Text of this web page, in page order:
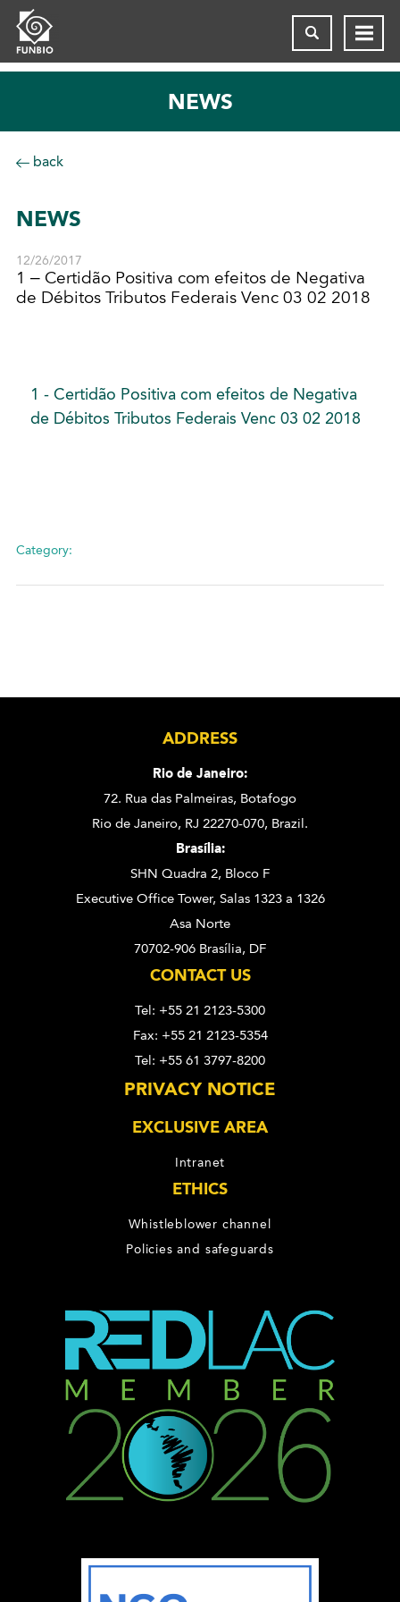
NEWS
back
NEWS
12/26/2017
1 – Certidão Positiva com efeitos de Negativa
de Débitos Tributos Federais Venc 03 02 2018
1 - Certidão Positiva com efeitos de Negativa
de Débitos Tributos Federais Venc 03 02 2018
Category:
ADDRESS
Rio de Janeiro:
72. Rua das Palmeiras, Botafogo
Rio de Janeiro, RJ 22270-070, Brazil.
Brasília:
SHN Quadra 2, Bloco F
Executive Office Tower, Salas 1323 a 1326
Asa Norte
70702-906 Brasília, DF
CONTACT US
Tel: +55 21 2123-5300
Fax: +55 21 2123-5354
Tel: +55 61 3797-8200
PRIVACY NOTICE
EXCLUSIVE AREA
Intranet
ETHICS
Whistleblower channel
Policies and safeguards